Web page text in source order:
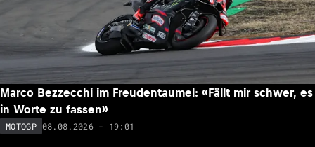
Marco Bezzecchi im Freudentaumel: «Fällt mir schwer, es
in Worte zu fassen»
MOTOGP 08.08.2026 - 19:01